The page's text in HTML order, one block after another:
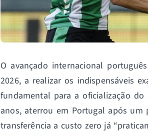
O avançado internacional
2026, a realizar os indispensáveis
fundamental para a oficialização
anos, aterrou em Portugal após
transferência a custo zero já